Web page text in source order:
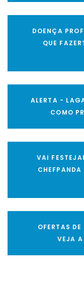
DOENÇA
QUE
ALERTA -
COMO
VAI
CHEFPANDA
OFERTAS
VEJA